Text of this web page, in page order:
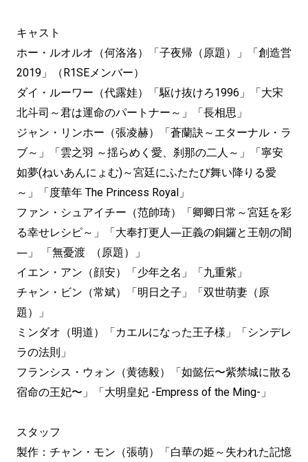
キャスト
ホー・ルオルオ（何洛洛）「子夜帰（原題）」「創造営
2019」（R1SEメンバー）
ダイ・ルーワー（代露娃）「駆け抜けろ1996」「大宋
北斗司～君は運命のパートナー～」「長相思」
ジャン・リンホー（張凌赫）「蒼蘭訣～エターナル・ラ
ブ～」「雲之羽 ～揺らめく愛、刹那の二人～」「寧安
如夢(ねいあんにょむ)～宮廷にふたたび舞い降りる愛
～」「度華年 The Princess Royal」
ファン・シュアイチー（范帥琦）「卿卿日常～宮廷を彩
る幸せレシピ～」「大奉打更人―正義の銅鑼と王朝の闇
―」 「無憂渡 （原題）」
イエン・アン（顔安）「少年之名」「九重紫」
チャン・ビン（常斌）「明日之子」「双世萌妻（原
題）」
ミンダオ（明道）「カエルになった王子様」「シンデレ
ラの法則」
フランシス・ウォン（黄徳毅）「如懿伝〜紫禁城に散る
宿命の王妃〜」「大明皇妃 -Empress of the Ming-」
スタッフ
製作：チャン・モン（張萌）「白華の姫～失われた記憶